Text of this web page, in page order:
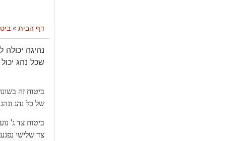
דף הבית »
נהיגה
שכל נהג
ביטוח זה
של כל נהג
ביטוח צד ג'
צד שלישי